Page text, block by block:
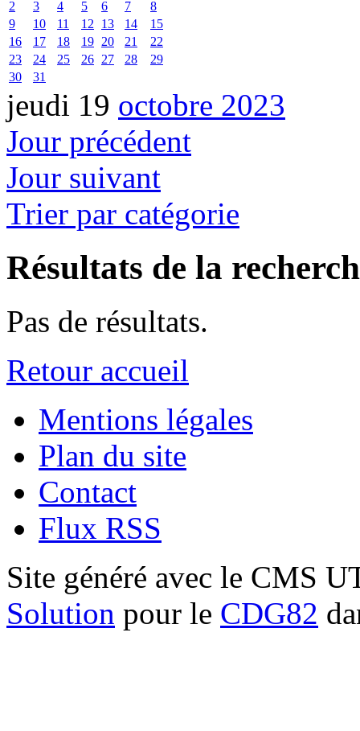
2
3 4 5 6 7
8
9
10 11 12 13 14
15
16
17 18 19 20 21
22
23
24 25 26 27 28
29
30
31
jeudi 19 octobre 2023
Jour précédent
Jour suivant
Trier par catégorie
Résultats de la
Pas de résultats.
Retour accueil
Mentions légales
Plan du site
Contact
Flux RSS
Site généré avec le CMS
Solution pour le CDG82